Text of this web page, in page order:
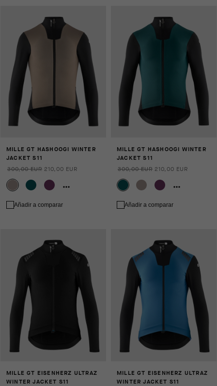
MILLE GT HASHOOGI WINTER
JACKET S11
300,00 EUR 210,00 EUR
Añadir a comparar
MILLE GT HASHOOGI WINTER
JACKET S11
300,00 EUR 210,00 EUR
Añadir a comparar
MILLE GT EISENHERZ ULTRAZ
WINTER JACKET S11
MILLE GT EISENHERZ ULTRAZ
WINTER JACKET S11